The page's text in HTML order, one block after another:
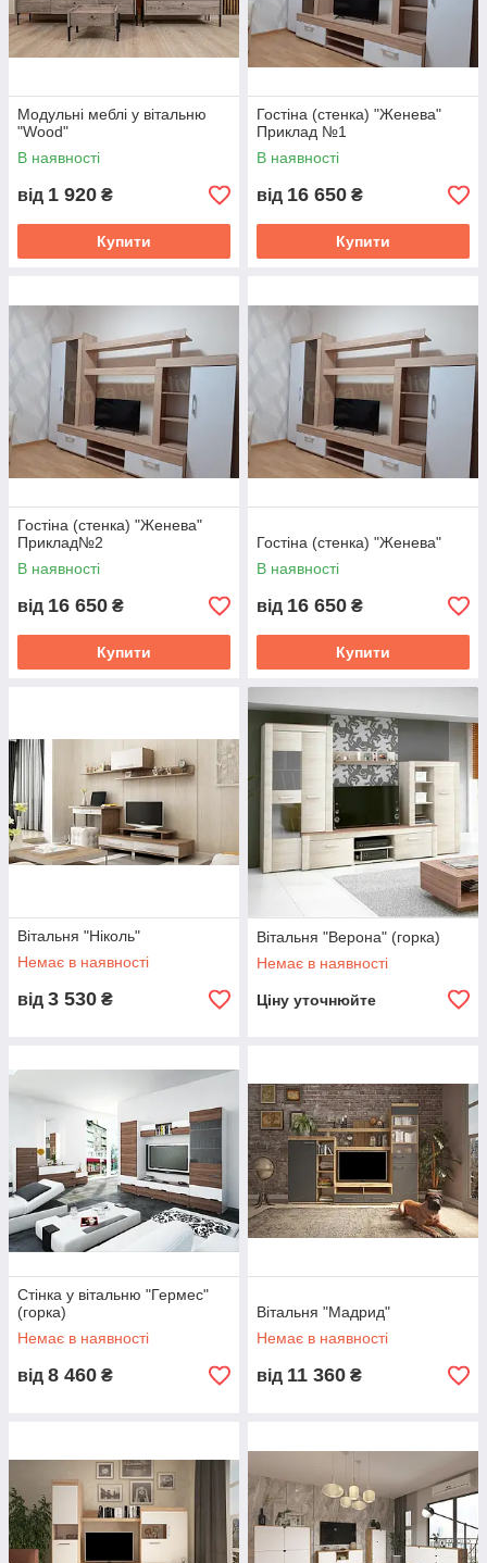
Модульні меблі у вітальню
"Wood"
В наявності
від 1 920 ₴
Купити
Гостіна (стенка) "Женева"
Приклад №1
В наявності
від 16 650 ₴
Купити
Гостіна (стенка) "Женева"
Приклад№2
В наявності
від 16 650 ₴
Купити
Гостіна (стенка) "Женева"
В наявності
від 16 650 ₴
Купити
Вітальня "Ніколь"
Немає в наявності
від 3 530 ₴
Вітальня "Верона" (горка)
Немає в наявності
Ціну уточнюйте
Стінка у вітальню "Гермес"
(горка)
Немає в наявності
від 8 460 ₴
Вітальня "Мадрид"
Немає в наявності
від 11 360 ₴